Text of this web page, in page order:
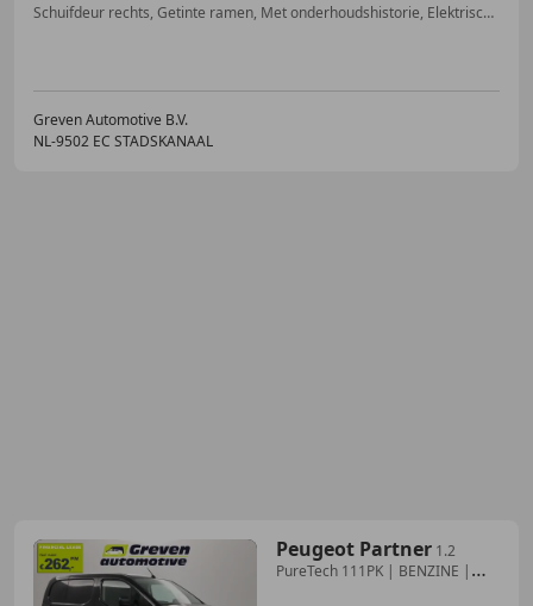
Schuifdeur rechts, Getinte ramen, Met onderhoudshistorie, Elektrische ramen, Regensensor, Startonderbreker, Cruise control, Bluetooth
Greven Automotive B.V.
NL-9502 EC STADSKANAAL
Peugeot Partner 1.2
PureTech 111PK | BENZINE |